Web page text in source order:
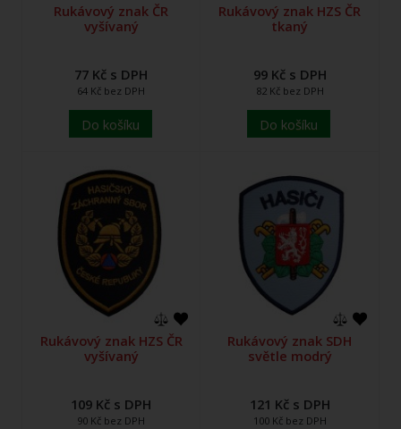
Rukávový znak ČR
vyšívaný
77 Kč s DPH
64 Kč bez DPH
Do košíku
Rukávový znak HZS ČR
tkaný
99 Kč s DPH
82 Kč bez DPH
Do košíku
Rukávový znak HZS ČR
vyšívaný
109 Kč s DPH
90 Kč bez DPH
Rukávový znak SDH
světle modrý
121 Kč s DPH
100 Kč bez DPH